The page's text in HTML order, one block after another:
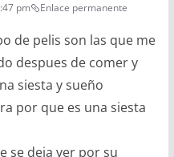
pm Enlace permanente
de pelis son las que me
despues de comer y
siesta y sueño
por que es una siesta
se deja ver por su